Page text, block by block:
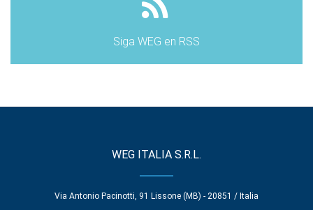
Siga WEG en RSS
WEG ITALIA S.R.L.
Via Antonio Pacinotti, 91 Lissone (MB) - 20851 / Italia